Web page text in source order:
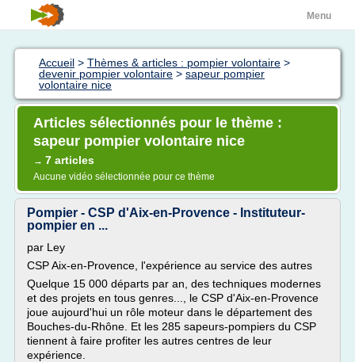
Menu
Accueil > Thèmes & articles : pompier volontaire >
devenir pompier volontaire > sapeur pompier
volontaire nice
Articles sélectionnés pour le thème :
sapeur pompier volontaire nice
→ 7 articles
Aucune vidéo sélectionnée pour ce thème
Pompier - CSP d'Aix-en-Provence - Instituteur-
pompier en ...
par Ley
CSP Aix-en-Provence, l'expérience au service des autres
Quelque 15 000 départs par an, des techniques modernes
et des projets en tous genres..., le CSP d'Aix-en-Provence
joue aujourd'hui un rôle moteur dans le département des
Bouches-du-Rhône. Et les 285 sapeurs-pompiers du CSP
tiennent à faire profiter les autres centres de leur
expérience.